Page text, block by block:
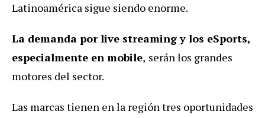
Latinoamérica sigue siendo enorme.
La demanda por live streaming y los eSports,
especialmente en mobile, serán los grandes
motores del sector.
Las marcas tienen en la región tres oportunidades